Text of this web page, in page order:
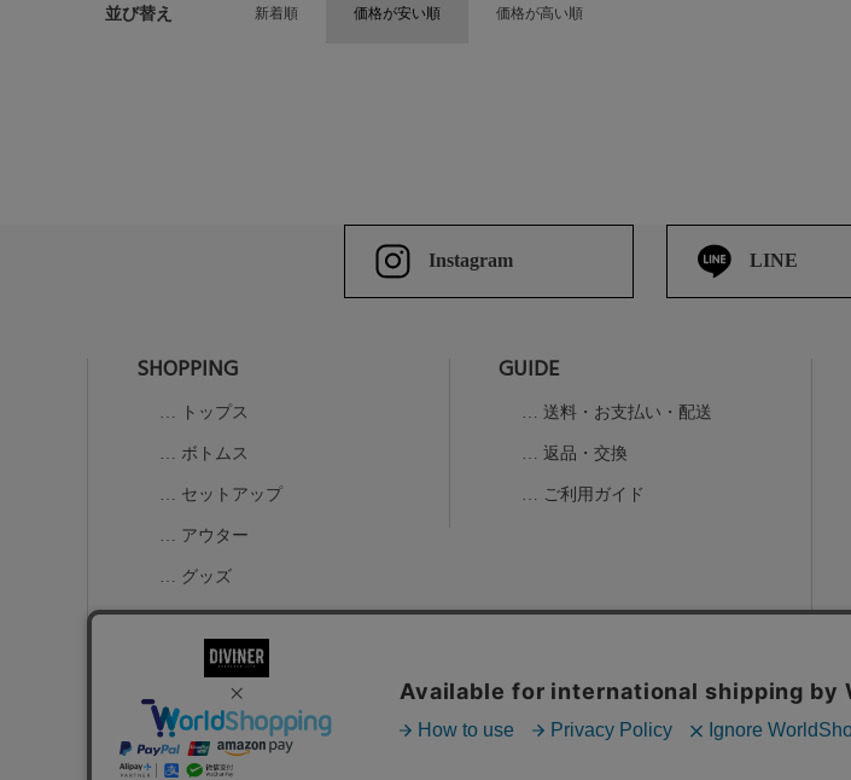
並び替え 新着順 価格が安い順 価格が高い順
Instagram LINE
SHOPPING
トップス
ボトムス
セットアップ
アウター
グッズ
K-1コラボアイテム
ALL
GUIDE
送料・お支払い・配送
返品・交換
ご利用ガイド
お問い合わせ 特定商取引法に基づく表示